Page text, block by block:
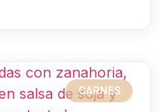
CARNES